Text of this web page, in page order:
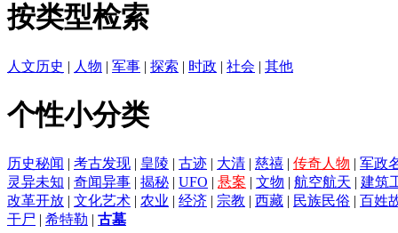
按类型检索
人文历史 | 人物 | 军事 | 探索 | 时政 | 社会 | 其他
个性小分类
历史秘闻 | 考古发现 | 皇陵 | 古迹 | 大清 | 慈禧 | 传奇人物 | 军政
灵异未知 | 奇闻异事 | 揭秘 | UFO | 悬案 | 文物 | 航空航天 | 建筑
改革开放 | 文化艺术 | 农业 | 经济 | 宗教 | 西藏 | 民族民俗 | 百姓
干尸 | 希特勒 | 古墓